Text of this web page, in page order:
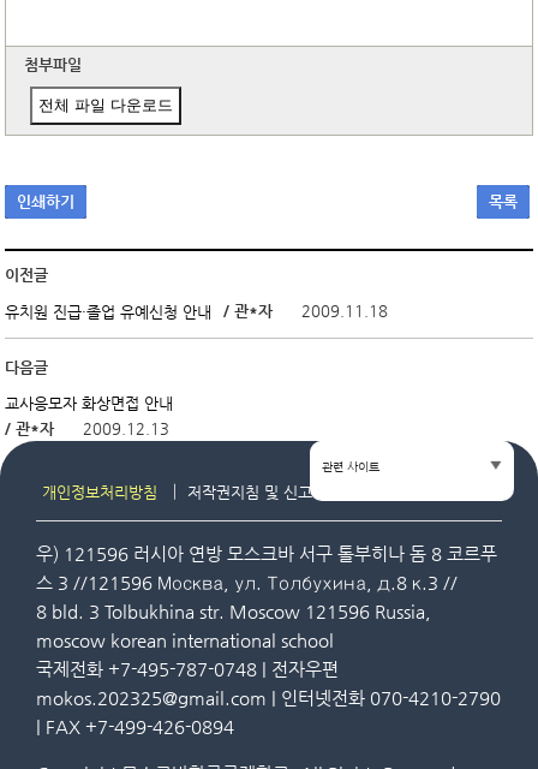
첨부파일
전체 파일 다운로드
인쇄하기 목록
이전글
유치원 진급·졸업 유예신청 안내 / 관*자 2009.11.18
다음글
교사응모자 화상면접 안내
/ 관*자
2009.12.13
개인정보처리방침 저작권지침 및 신고
우) 121596 러시아 연방 모스크바 서구 톨부히나 돔 8 코르푸
스 3 //121596 Москва, ул. Толбухина, д.8 к.3 //
8 bld. 3 Tolbukhina str. Moscow 121596 Russia,
moscow korean international school
국제전화 +7-495-787-0748 | 전자우편
mokos.202325@gmail.com | 인터넷전화 070-4210-2790
| FAX +7-499-426-0894
관련 사이트